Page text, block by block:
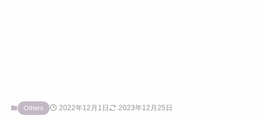
Others 2022年12月1日 2023年12月25日